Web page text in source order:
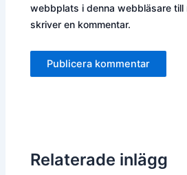
webbplats i denna webbläsare till
skriver en kommentar.
Relaterade inlägg